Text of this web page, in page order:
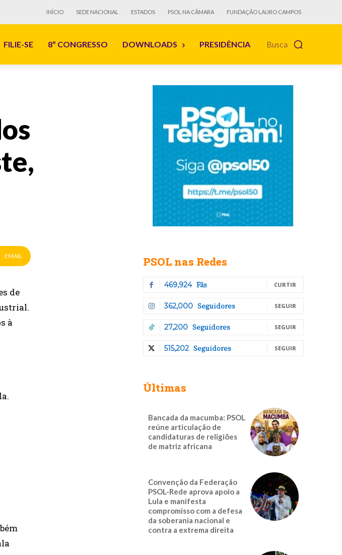
INÍCIO SEDE NACIONAL ESTADOS PSOL NA CÂMARA FUNDAÇÃO LAURO CAMPOS
Busca
FILIE-SE 8º CONGRESSO DOWNLOADS PRESIDÊNCIA
EMAIL
de
à
PSOL nas Redes
469,924 Fãs CURTIR
362,000 Seguidores SEGUIR
27,200 Seguidores SEGUIR
515,202 Seguidores SEGUIR
Últimas
Bancada da macumba: PSOL
reúne articulação de
candidaturas de religiões
de matriz africana
Convenção da Federação
PSOL-Rede aprova apoio a
Lula e manifesta
compromisso com a defesa
da soberania nacional e
contra a extrema direita